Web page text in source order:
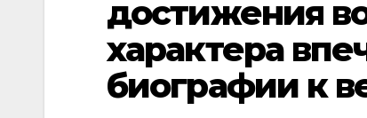
достижения
характера
биографии к